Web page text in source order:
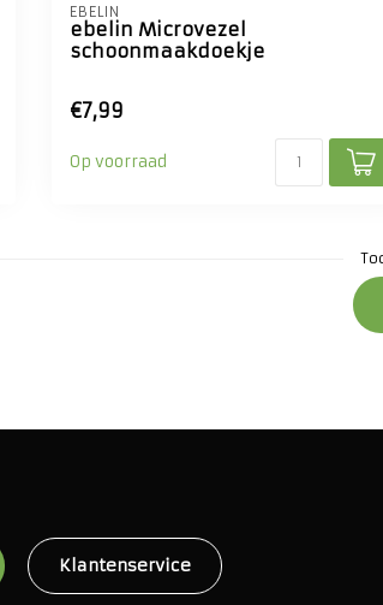
EBELIN
ebelin Microvezel
schoonmaakdoekje
€7,99
Op voorraad
Klantenservice